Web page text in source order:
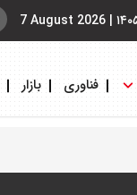
|
7 August 2026
فناوری بازار